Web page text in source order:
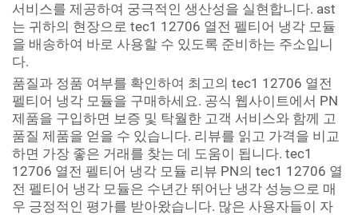
서비스를 제공하여 궁극적인 생산성을 실현합니다. ast
는 귀하의 현장으로 tec1 12706 열전 펠티어 냉각 모듈
을 배송하여 바로 사용할 수 있도록 준비하는 주소입니
다.
품질과 정품 여부를 확인하여 최고의 tec1 12706 열전
펠티어 냉각 모듈을 구매하세요. 공식 웹사이트에서 PN
제품을 구입하면 보증 및 탁월한 고객 서비스와 함께 고
품질 제품을 얻을 수 있습니다. 리뷰를 읽고 가격을 비교
하면 가장 좋은 거래를 찾는 데 도움이 됩니다. tec1
12706 열전 펠티어 냉각 모듈 리뷰 PN의 tec1 12706 열
전 펠티어 냉각 모듈은 수년간 뛰어난 냉각 성능으로 매
우 긍정적인 평가를 받아왔습니다. 많은 사용자들이 자